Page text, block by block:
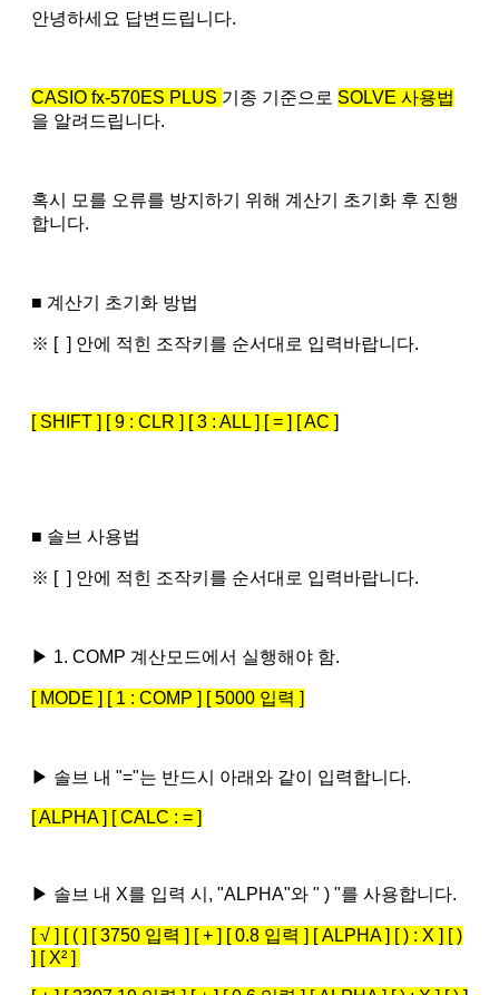
안녕하세요 답변드립니다.
CASIO fx-570ES PLUS 기종 기준으로 SOLVE 사용법
을 알려드립니다.
혹시 모를 오류를 방지하기 위해 계산기 초기화 후 진행
합니다.
■ 계산기 초기화 방법
※ [ ] 안에 적힌 조작키를 순서대로 입력바랍니다.
[ SHIFT ] [ 9 : CLR ] [ 3 : ALL ] [ = ] [ AC ]
■ 솔브 사용법
※ [ ] 안에 적힌 조작키를 순서대로 입력바랍니다.
▶ 1. COMP 계산모드에서 실행해야 함.
[ MODE ] [ 1 : COMP ] [ 5000 입력 ]
▶ 솔브 내 "="는 반드시 아래와 같이 입력합니다.
[ ALPHA ] [ CALC : = ]
▶ 솔브 내 X를 입력 시, "ALPHA"와 " ) "를 사용합니다.
[ √ ] [ ( ] [ 3750 입력 ] [ + ] [ 0.8 입력 ] [ ALPHA ] [ ) : X ] [ )
] [ X² ]